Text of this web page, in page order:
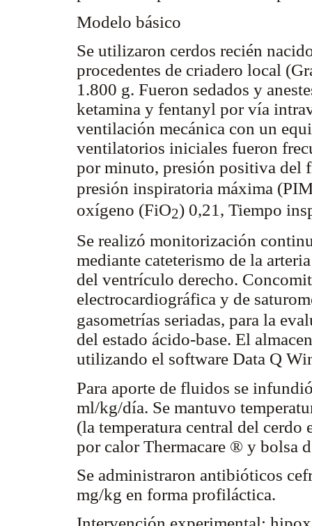
Modelo básico
Se utilizaron cerdos recién
procedentes de criadero local
1.800 g. Fueron sedados y
ketamina y fentanyl por vía
ventilación mecánica con un
ventilatorios iniciales fueron
por minuto, presión positiva del
presión inspiratoria máxima
oxígeno (FiO2) 0,21, Tiempo
Se realizó monitorización
mediante cateterismo de la
del ventrículo derecho.
electrocardiográfica y de
gasometrías seriadas, para la
del estado ácido-base. El
utilizando el software Data Q
Para aporte de fluidos se
ml/kg/día. Se mantuvo
(la temperatura central del cerdo
por calor Thermacare ® y bolsa
Se administraron antibióticos
mg/kg en forma profiláctica.